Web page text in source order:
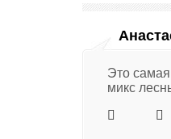
Это
микс